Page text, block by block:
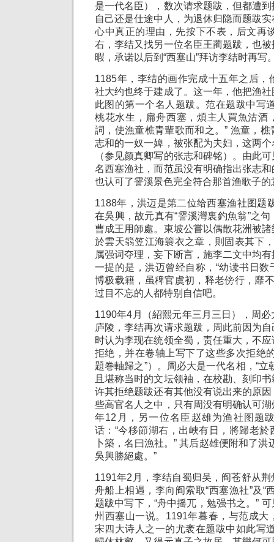
是一代名臣），数次请求题跋，但都遭
自己还是仕途中人，为退休归隐而题跋
心中真正的理由，先按下不表，后文再
右，李结又找另一位名臣王蔺题跋，也
暇，承诺以后到“西塞山”拜访李结时再写
1185年，李结的画作完成十五年之后，
社大约也终于建成了。这一年，他把渔
此图的第一个名人题跋。范在题跋中写
桃花水生，扁舟西塞，煩主人買魚沽酒
詞，使漁童樵青輩歌而和之。” 漁童，
志和的一奴一婢，被张配为夫妇，这两
（参见颜真卿写的张志和碑铭）。由此
名西塞渔社，而范虽没有明确指出张志
也认可了霅溪景色完全符合那首渔歌子的
1188年，洪迈是第二位给西塞渔社图题
在吳興，故元真有“霅溪灣裏釣魚翁”之
曹成王用師處。東坡公嘗以偶散花洲被
於雲天篛笠江海簑衣之章，則固表其下
属强词夺理，妄下断言，施李二文中均
一提的是，洪迈曾经自称，“幼读书日
博极载籍，虽稗官虞初，释老傍行，靡
过目不忘的人都特别自信吧。
1190年4月（紹熙元年三月三日），周
庐陵，李结再次请求题跋，周此前因为
时认为李现在统领全蜀，责任重大，不
拒绝，并在卷轴上写下了这些多次拒绝
題巻軸歸之”）。周必大是一代名相，“立
且堪称当时的文坛领袖，在校勘、刻印
许其拒绝题跋还有其他没有说出来的原
些高官名人之中，只有周没有明确认可
年12月，另一位名臣赵雄为渔社图题
话：“今移節湖右，出峽有日，將歸老
卜築，名曰漁社。” 其后赵雄便附和了洪
吳興勝絕處。”
1191年2月，李结自蜀归吴，阎苍舒从
舟船上相遇，李向阎索取“西塞漁社”及“
题跋中写下，“舟中摇兀，勉强书之。”
州西塞山一说。1191年暮春，与范成大
宋四大诗人之一的尤袤在题跋中如此写